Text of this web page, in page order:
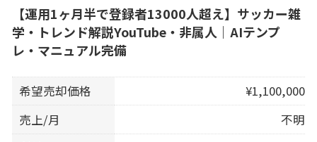
【運用1ヶ月半で登録者13000人超え】サッカー雑
学・トレンド解説YouTube・非属人｜AIテンプ
レ・マニュアル完備
希望売却価格
¥1,100,000
売上/月
不明